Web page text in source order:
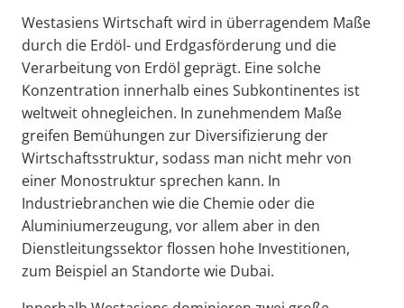
Westasiens Wirtschaft wird in überragendem Maße
durch die Erdöl- und Erdgasförderung und die
Verarbeitung von Erdöl geprägt. Eine solche
Konzentration innerhalb eines Subkontinentes ist
weltweit ohnegleichen. In zunehmendem Maße
greifen Bemühungen zur Diversifizierung der
Wirtschaftsstruktur, sodass man nicht mehr von
einer Monostruktur sprechen kann. In
Industriebranchen wie die Chemie oder die
Aluminiumerzeugung, vor allem aber in den
Dienstleitungssektor flossen hohe Investitionen,
zum Beispiel an Standorte wie Dubai.